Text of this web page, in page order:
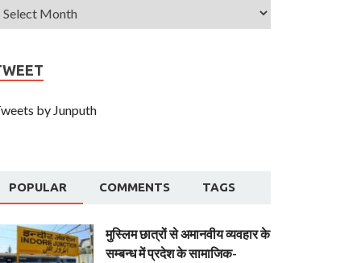
by Junputh
POPULAR COMMENTS TAGS
मुस्लिम छात्रों से अमानवीय व्यवहार के
सम्बन्ध में प्रदेश के सामाजिक-